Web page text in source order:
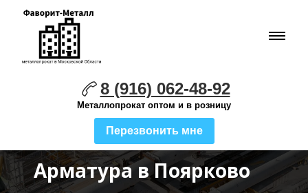
8 (916) 062-48-92
Металлопрокат оптом и в розницу
Перезвонить мне
Арматура в Поярково